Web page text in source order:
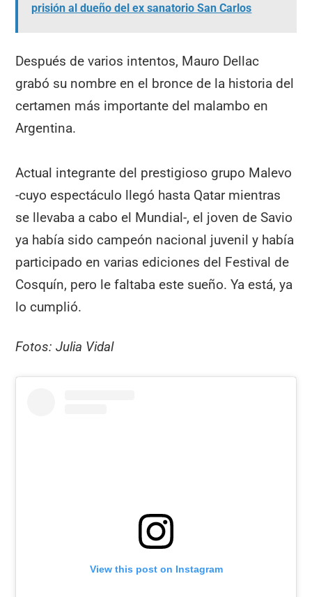
prisión al dueño del ex sanatorio San Carlos
Después de varios intentos, Mauro Dellac
grabó su nombre en el bronce de la historia del
certamen más importante del malambo en
Argentina.
Actual integrante del prestigioso grupo Malevo
-cuyo espectáculo llegó hasta Qatar mientras
se llevaba a cabo el Mundial-, el joven de Savio
ya había sido campeón nacional juvenil y había
participado en varias ediciones del Festival de
Cosquín, pero le faltaba este sueño. Ya está, ya
lo cumplió.
Fotos: Julia Vidal
View this post on Instagram